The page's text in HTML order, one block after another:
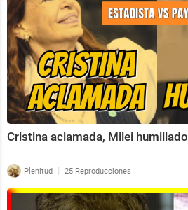
Cristina aclamada, Milei humillado
Plenitud | 25 Reproducciones